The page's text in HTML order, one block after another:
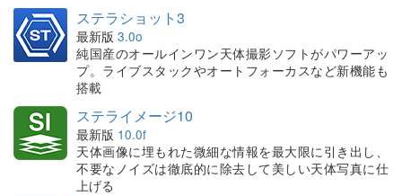
ステラショット3
最新版 3.0o
純国産のオールインワン天体撮影ソフトがパワーアッ
プ。ライブスタックやオートフォーカスなど新機能も
搭載
ステライメージ10
最新版 10.0f
天体画像に埋もれた微細な情報を最大限に引き出し、
不要なノイズは徹底的に除去して美しい天体写真に仕
上げる